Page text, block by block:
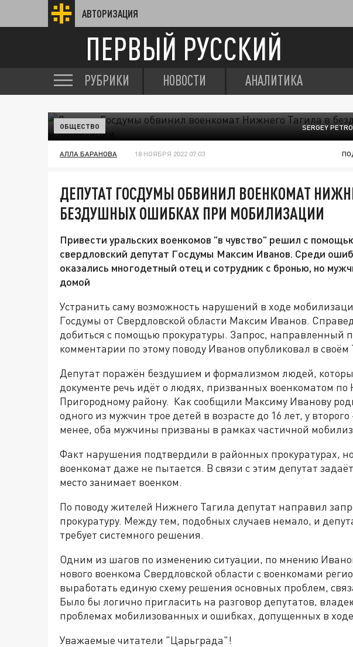
АВТОРИЗАЦИЯ
ПЕРВЫЙ РУССКИЙ
РУБРИКИ НОВОСТИ АНАЛИТИКА
SERGEY
ОБЩЕСТВО
АЛЛА БАРАНОВА 18 НОЯБРЯ 2022 07:03
ДЕПУТАТ ГОСДУМЫ ОБВИНИЛ ВОЕНКОМАТ
БЕЗДУШНЫХ ОШИБКАХ ПРИ МОБИЛИЗАЦИИ
Привести уральских военкомов "в чувство" решил с
свердловский депутат Госдумы Максим Иванов. Среди
оказались многодетный отец и сотрудник с бронью, но
домой
Устранить саму возможность нарушений в ходе
Госдумы от Свердловской области Максим Иванов.
добиться с помощью прокуратуры. Запрос, направленный
комментарии по этому поводу Иванов опубликовал в
Депутат поражён бездушием и формализмом людей,
документе речь идёт о людях, призванных военкоматом по
Пригородному району. Как сообщили Максиму Иванову
одного из мужчин трое детей в возрасте до 16 лет, у
менее, оба мужчины призваны в рамках частичной
Факт нарушения подтвердили в районных прокуратурах,
военкомат даже не пытается. В связи с этим депутат
место занимает военком.
По поводу жителей Нижнего Тагила депутат направил
прокуратуру. Между тем, подобных случаев немало, и
требует системного решения.
Одним из шагов по изменению ситуации, по мнению
нового военкома Свердловской области с военкомами
выработать единую схему решения основных проблем,
Было бы логично пригласить на разговор депутатов,
проблемах мобилизованных и ошибках, допущенных в
Уважаемые читатели "Царьграда"!